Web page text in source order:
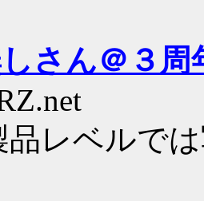
さん＠３周
品レベルで